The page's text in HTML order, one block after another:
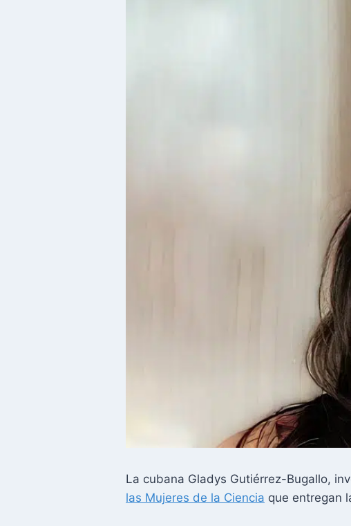
La cubana Gladys Gutiérrez-Bugallo,
las Mujeres de la Ciencia que entregan